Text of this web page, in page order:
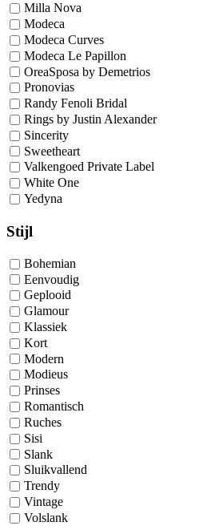
Milla Nova
Modeca
Modeca Curves
Modeca Le Papillon
OreaSposa by Demetrios
Pronovias
Randy Fenoli Bridal
Rings by Justin Alexander
Sincerity
Sweetheart
Valkengoed Private Label
White One
Yedyna
Stijl
Bohemian
Eenvoudig
Geplooid
Glamour
Klassiek
Kort
Modern
Modieus
Prinses
Romantisch
Ruches
Sisi
Slank
Sluikvallend
Trendy
Vintage
Volslank